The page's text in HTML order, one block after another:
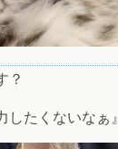
？
したくないなぁ』